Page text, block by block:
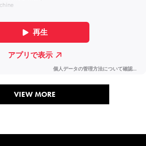
VIEW MORE